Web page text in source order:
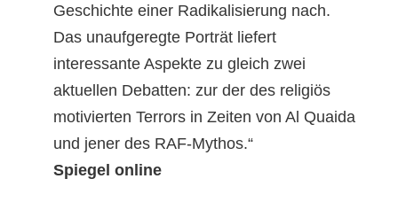
Geschichte einer Radikalisierung nach.
Das unaufgeregte Porträt liefert
interessante Aspekte zu gleich zwei
aktuellen Debatten: zur der des religiös
motivierten Terrors in Zeiten von Al Quaida
und jener des RAF-Mythos.“
Spiegel online